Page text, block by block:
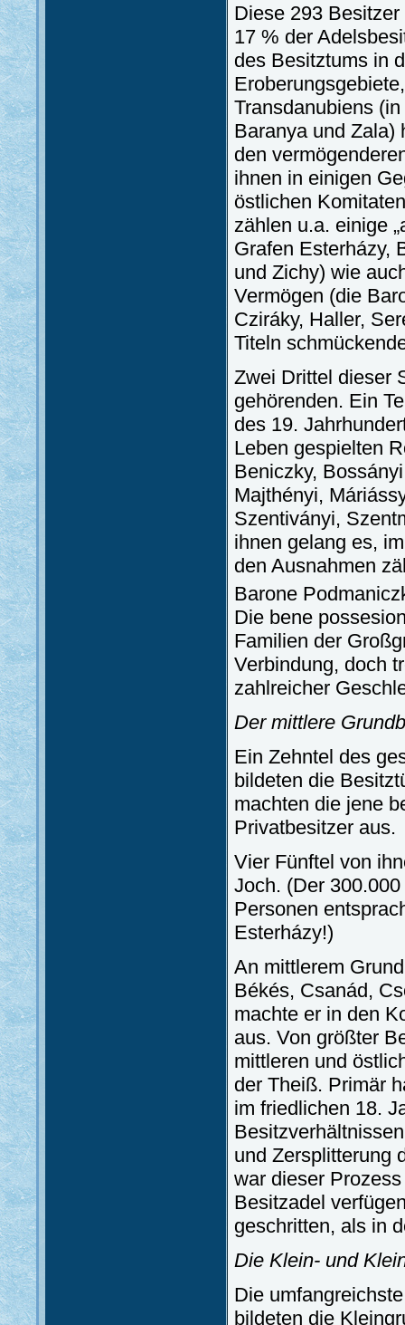
Diese 293
17 % der
des Besitztums in
Transdanubiens
Baranya und Zala)
den
ihnen in einigen
östlichen
zählen u.a. einige
Grafen Esterházy,
und Zichy) wie
Vermögen (die
Cziráky, Haller,
Titeln
Zwei Drittel dieser
gehörenden. Ein
des 19.
Leben gespielten
Beniczky,
Majthényi,
Szentiványi,
ihnen gelang es,
den Ausnahmen
Barone
Die bene
Familien der
Verbindung, doch
zahlreicher
Der mittlere
Ein Zehntel des
bildeten die
machten die jene
Privatbesitzer aus.
Vier Fünftel von
Joch. (Der
Personen
Esterházy!)
An mittlerem
Békés, Csanád,
machte er in den
aus. Von größter
mittleren und
der Theiß. Primär
im friedlichen 18.
und Zersplitterung
war dieser
Besitzadel
geschritten, als in
Die Klein- und
Die
bildeten die